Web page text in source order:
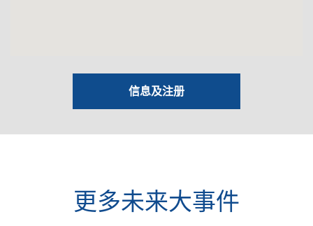
信息及注册
更多未来大事件